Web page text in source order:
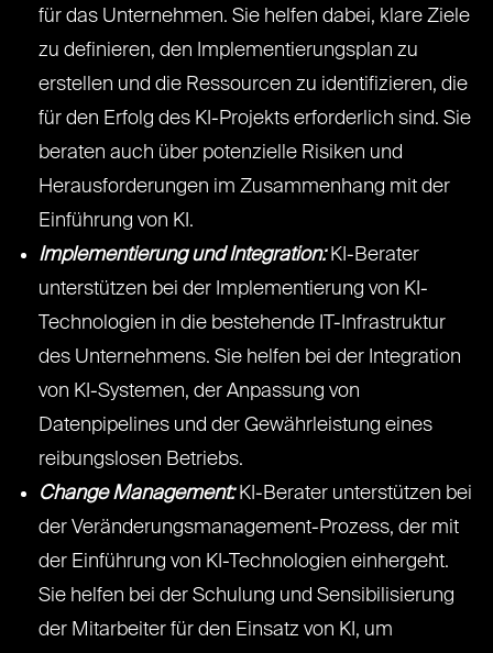
für das Unternehmen. Sie helfen dabei, klare Ziele
zu definieren, den Implementierungsplan zu
erstellen und die Ressourcen zu identifizieren, die
für den Erfolg des KI-Projekts erforderlich sind. Sie
beraten auch über potenzielle Risiken und
Herausforderungen im Zusammenhang mit der
Einführung von KI.
Implementierung und Integration:KI-Berater
unterstützen bei der Implementierung von KI-
Technologien in die bestehende IT-Infrastruktur
des Unternehmens. Sie helfen bei der Integration
von KI-Systemen, der Anpassung von
Datenpipelines und der Gewährleistung eines
reibungslosen Betriebs.
Change Management:KI-Berater unterstützen bei
der Veränderungsmanagement-Prozess, der mit
der Einführung von KI-Technologien einhergeht.
Sie helfen bei der Schulung und Sensibilisierung
der Mitarbeiter für den Einsatz von KI, um